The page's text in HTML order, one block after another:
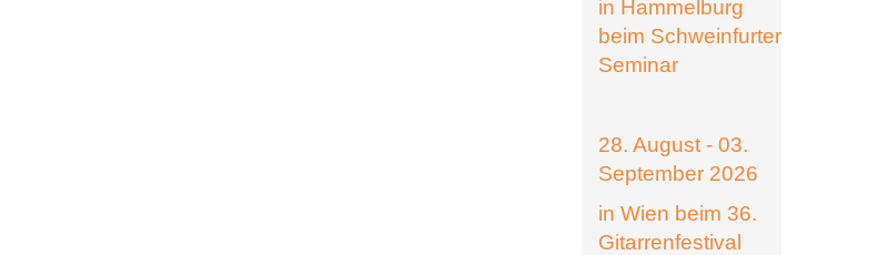
in Hammelburg
beim Schweinfurter
Seminar
28. August - 03.
September 2026
in Wien beim 36.
Gitarrenfestival